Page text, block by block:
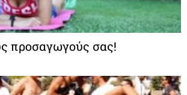
προσαγωγούς σας!